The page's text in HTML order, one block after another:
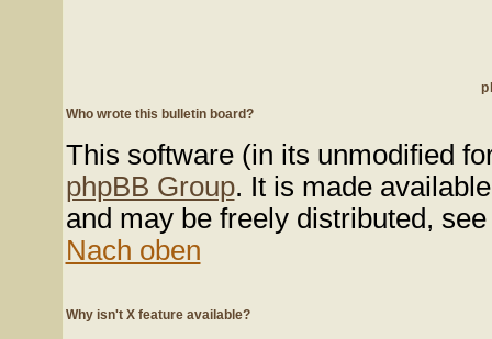
Who wrote this bulletin board?
This software (in its unmodified
phpBB Group. It is made
and may be freely distributed,
Nach oben
Why isn't X feature available?